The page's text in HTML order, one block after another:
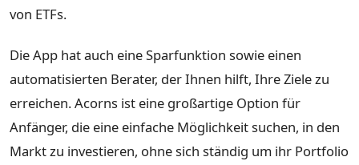
von ETFs.
Die App hat auch eine Sparfunktion sowie einen
automatisierten Berater, der Ihnen hilft, Ihre Ziele zu
erreichen. Acorns ist eine großartige Option für
Anfänger, die eine einfache Möglichkeit suchen, in den
Markt zu investieren, ohne sich ständig um ihr Portfolio